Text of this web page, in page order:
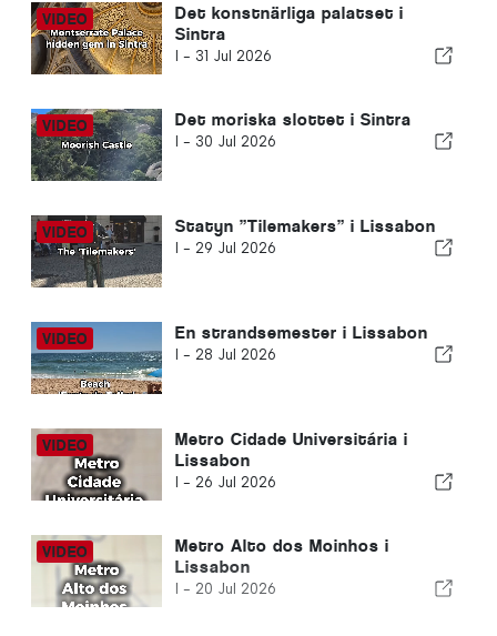
Det konstnärliga palatset i
Sintra
I - 31 Jul 2026
Det moriska slottet i Sintra
I - 30 Jul 2026
Statyn ”Tilemakers” i Lissabon
I - 29 Jul 2026
En strandsemester i Lissabon
I - 28 Jul 2026
Metro Cidade Universitária i
Lissabon
I - 26 Jul 2026
Metro Alto dos Moinhos i
Lissabon
I - 20 Jul 2026